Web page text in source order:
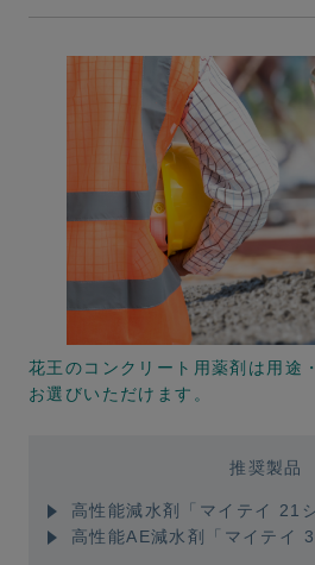
花王のコンクリート用薬剤は用途
お選びいただけます。
推奨製品
高性能減水剤「マイテイ 21
高性能AE減水剤「マイテイ